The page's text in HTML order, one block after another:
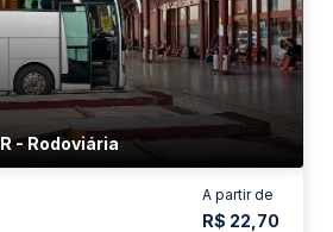
- Rodoviária
A partir de
R$ 22,70